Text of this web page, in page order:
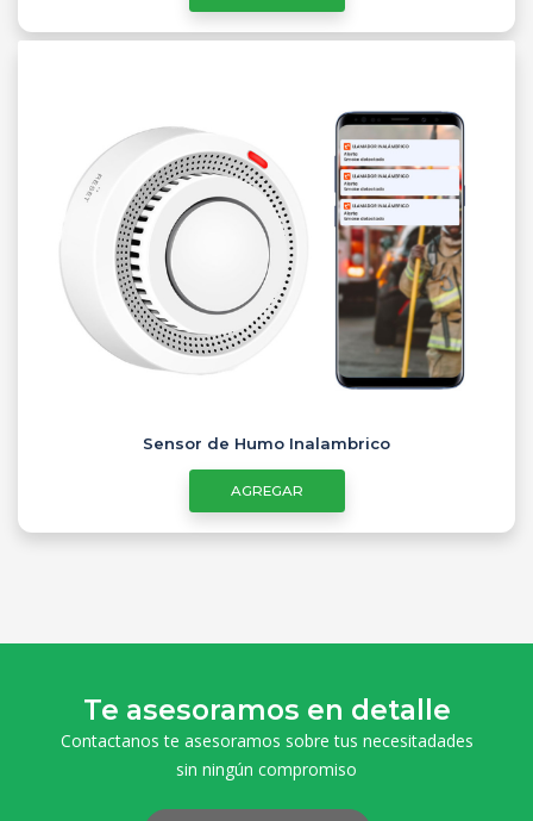
Sensor de Humo Inalambrico
AGREGAR
Te asesoramos en detalle
Contactanos te asesoramos sobre tus necesitadades
sin ningún compromiso